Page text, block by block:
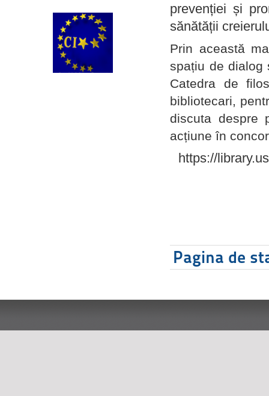
prevenției și
sănătății
Prin această
spațiu de dialog
Catedra de
bibliotecari,
discuta despre
acțiune în
https://
Pagina de